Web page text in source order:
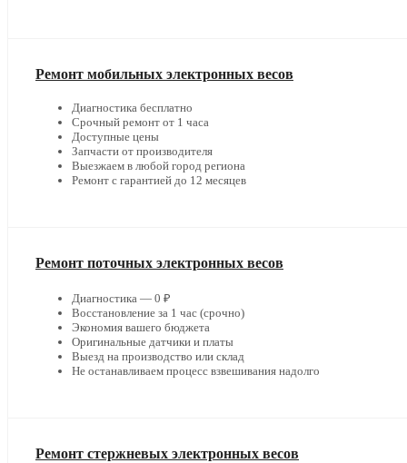
Ремонт мобильных электронных весов
Диагностика бесплатно
Срочный ремонт от 1 часа
Доступные цены
Запчасти от производителя
Выезжаем в любой город региона
Ремонт с гарантией до 12 месяцев
Ремонт поточных электронных весов
Диагностика — 0 ₽
Восстановление за 1 час (срочно)
Экономия вашего бюджета
Оригинальные датчики и платы
Выезд на производство или склад
Не останавливаем процесс взвешивания надолго
Ремонт стержневых электронных весов